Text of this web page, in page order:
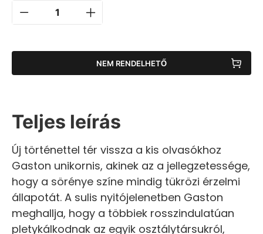
NEM RENDELHETŐ
Teljes leírás
Új történettel tér vissza a kis olvasókhoz
Gaston unikornis, akinek az a jellegzetessége,
hogy a sörénye színe mindig tükrözi érzelmi
állapotát. A sulis nyitójelenetben Gaston
meghallja, hogy a többiek rosszindulatúan
pletykálkodnak az egyik osztálytársukról,